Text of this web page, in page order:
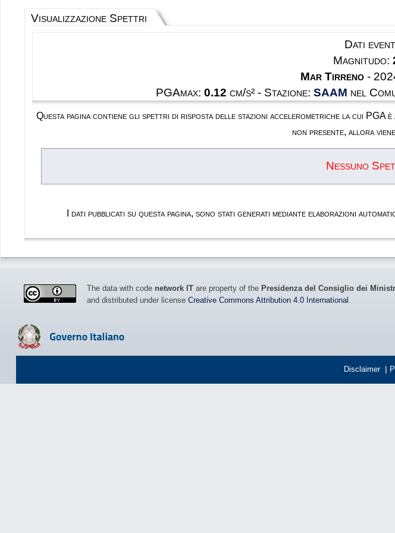
Visualizzazione Spettri
Dati
Magnitudo:
Mar Tirreno -
PGAmax:0.12 cm/s² - Stazione:SAAM nel
Questa pagina contiene gli spettri di risposta delle stazioni accelerometriche la cui PGA è
non presente, allora
Nessuno
I dati pubblicati su questa pagina, sono stati generati mediante elaborazioni
The data with code network IT are property of the Presidenza del Consiglio dei
and distributed under license Creative Commons Attribution 4.0 International
Disclaimer |